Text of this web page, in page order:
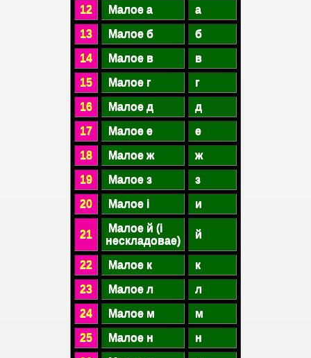
12 Малое а а
13 Малое б б
14 Малое в в
15 Малое г г
16 Малое д д
17 Малое е е
18 Малое ж ж
19 Малое з з
20 Малое і и
21
Малое й (і
нескладовае)
й
22 Малое к к
23 Малое л л
24 Малое м м
25 Малое н н